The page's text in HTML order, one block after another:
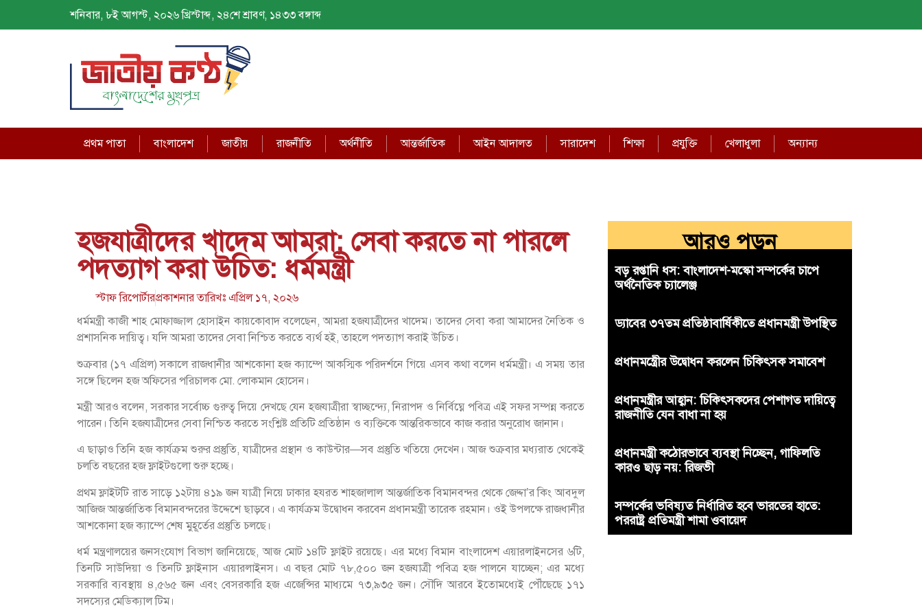
শনিবার, ৮ই আগস্ট, ২০২৬ খ্রিস্টাব্দ, ২৪শে শ্রাবণ, ১৪৩৩ বঙ্গাব্দ
প্রথম পাতা বাংলাদেশ জাতীয় রাজনীতি অর্থনীতি আন্তর্জাতিক আইন আদালত সারাদেশ শিক্ষা প্রযুক্তি খেলাধুলা অন্যান্য
হজযাত্রীদের খাদেম আমরা; সেবা করতে না পারলে
পদত্যাগ করা উচিত: ধর্মমন্ত্রী
স্টাফ রিপোর্টারপ্রকাশনার তারিখঃএপ্রিল ১৭, ২০২৬
ধর্মমন্ত্রী কাজী শাহ মোফাজ্জাল হোসাইন কায়কোবাদ বলেছেন, আমরা হজযাত্রীদের খাদেম। তাদের সেবা করা আমাদের নৈতিক ও
প্রশাসনিক দায়িত্ব। যদি আমরা তাদের সেবা নিশ্চিত করতে ব্যর্থ হই, তাহলে পদত্যাগ করাই উচিত।
শুক্রবার (১৭ এপ্রিল) সকালে রাজধানীর আশকোনা হজ ক্যাম্পে আকস্মিক পরিদর্শনে গিয়ে এসব কথা বলেন ধর্মমন্ত্রী। এ সময় তার
সঙ্গে ছিলেন হজ অফিসের পরিচালক মো. লোকমান হোসেন।
মন্ত্রী আরও বলেন, সরকার সর্বোচ্চ গুরুত্ব দিয়ে দেখছে যেন হজযাত্রীরা স্বাচ্ছন্দ্যে, নিরাপদ ও নির্বিঘ্নে পবিত্র এই সফর সম্পন্ন করতে
পারেন। তিনি হজযাত্রীদের সেবা নিশ্চিত করতে সংশ্লিষ্ট প্রতিটি প্রতিষ্ঠান ও ব্যক্তিকে আন্তরিকভাবে কাজ করার অনুরোধ জানান।
এ ছাড়াও তিনি হজ কার্যক্রম শুরুর প্রস্তুতি, যাত্রীদের প্রস্থান ও কাউন্টার—সব প্রস্তুতি খতিয়ে দেখেন। আজ শুক্রবার মধ্যরাত থেকেই
চলতি বছরের হজ ফ্লাইটগুলো শুরু হচ্ছে।
প্রথম ফ্লাইটটি রাত সাড়ে ১২টায় ৪১৯ জন যাত্রী নিয়ে ঢাকার হযরত শাহজালাল আন্তর্জাতিক বিমানবন্দর থেকে জেদ্দা’র কিং আবদুল
আজিজ আন্তর্জাতিক বিমানবন্দরের উদ্দেশে ছাড়বে। এ কার্যক্রম উদ্বোধন করবেন প্রধানমন্ত্রী তারেক রহমান। ওই উপলক্ষে রাজধানীর
আশকোনা হজ ক্যাম্পে শেষ মুহূর্তের প্রস্তুতি চলছে।
ধর্ম মন্ত্রণালয়ের জনসংযোগ বিভাগ জানিয়েছে, আজ মোট ১৪টি ফ্লাইট রয়েছে। এর মধ্যে বিমান বাংলাদেশ এয়ারলাইনসের ৬টি,
তিনটি সাউদিয়া ও তিনটি ফ্লাইনাস এয়ারলাইনস। এ বছর মোট ৭৮,৫০০ জন হজযাত্রী পবিত্র হজ পালনে যাচ্ছেন; এর মধ্যে
সরকারি ব্যবস্থায় ৪,৫৬৫ জন এবং বেসরকারি হজ এজেন্সির মাধ্যমে ৭৩,৯৩৫ জন। সৌদি আরবে ইতোমধ্যেই পৌঁছেছে ১৭১
সদস্যের মেডিক্যাল টিম।
আরও পড়ুন
বড় রপ্তানি ধস: বাংলাদেশ-মস্কো সম্পর্কের চাপে
অর্থনৈতিক চ্যালেঞ্জ
ড্যাবের ৩৭তম প্রতিষ্ঠাবার্ষিকীতে প্রধানমন্ত্রী উপস্থিত
প্রধানমন্ত্রীের উদ্বোধন করলেন চিকিৎসক সমাবেশ
প্রধানমন্ত্রীর আহ্বান: চিকিৎসকদের পেশাগত দায়িত্বে
রাজনীতি যেন বাধা না হয়
প্রধানমন্ত্রী কঠোরভাবে ব্যবস্থা নিচ্ছেন, গাফিলতি
কারও ছাড় নয়: রিজভী
সম্পর্কের ভবিষ্যত নির্ধারিত হবে ভারতের হাতে:
পররাষ্ট্র প্রতিমন্ত্রী শামা ওবায়েদ